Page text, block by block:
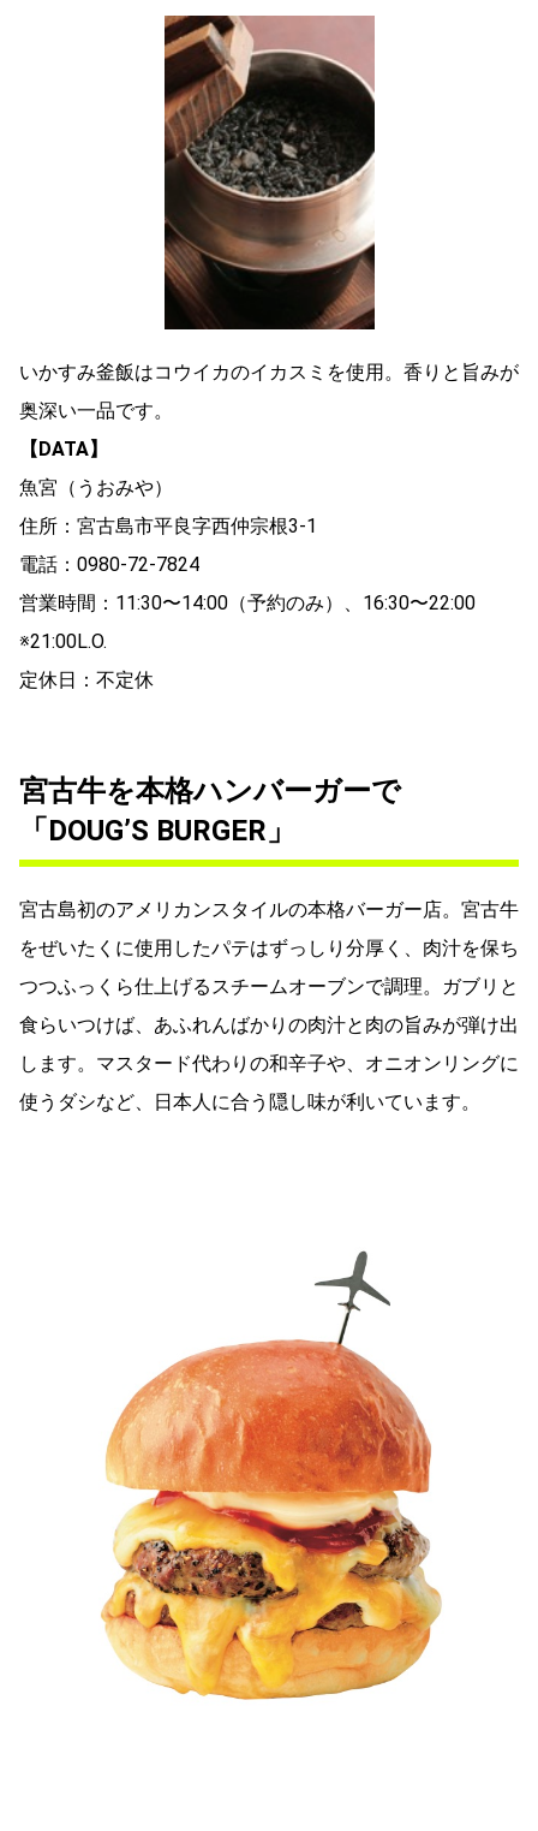
いかすみ釜飯はコウイカのイカスミを使用。香りと旨みが
奥深い一品です。
【DATA】
魚宮（うおみや）
住所：宮古島市平良字西仲宗根3-1
電話：0980-72-7824
営業時間：11:30〜14:00（予約のみ）、16:30〜22:00
※21:00L.O.
定休日：不定休
宮古牛を本格ハンバーガーで
「DOUG’S BURGER」
宮古島初のアメリカンスタイルの本格バーガー店。宮古牛
をぜいたくに使用したパテはずっしり分厚く、肉汁を保ち
つつふっくら仕上げるスチームオーブンで調理。ガブリと
食らいつけば、あふれんばかりの肉汁と肉の旨みが弾け出
します。マスタード代わりの和辛子や、オニオンリングに
使うダシなど、日本人に合う隠し味が利いています。